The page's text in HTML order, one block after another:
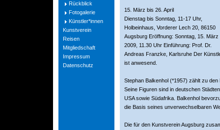
Rückblick
Fotogalerie
Künstler*innen
Kunstverein
Reisen
Mitgliedschaft
Impressum
Datenschutz
15. März bis 26. April
Dienstag bis Sonntag, 11-17 Uhr,
Holbeinhaus, Vorderer Lech 20, 86150
Augsburg Eröffnung: Sonntag, 15. März
2009, 11.30 Uhr Einführung: Prof. Dr.
Andreas Franzke, Karlsruhe Der
ist anwesend.
Stephan Balkenhol (*1957) zählt zu
Seine Figuren sind in deutschen
USA sowie Südafrika. Balkenhol
die Basis seines unverwechselbaren
Die für den Kunstverein Augsburg